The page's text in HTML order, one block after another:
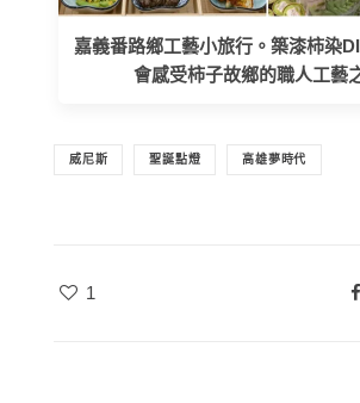
嘉義番路鄉工藝小旅行。築漆柿染
會感受柿子故鄉的職人工藝
威尼斯 聖誕點燈 高雄夢時代
1